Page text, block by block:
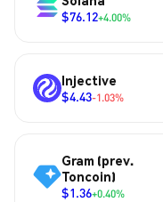
$76.12+4.00%
Injective
$4.43-1.03%
Gram (prev.
Toncoin)
$1.36+0.40%